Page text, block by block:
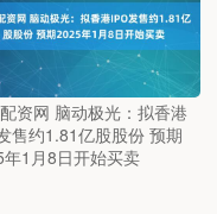
资网 脑动极光：拟香港
售约1.81亿股股份 预期
1月8日开始买卖